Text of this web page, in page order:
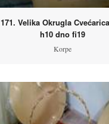
171. Velika Okrugla
h10 dno fi19
Korpe